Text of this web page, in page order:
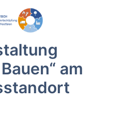
am